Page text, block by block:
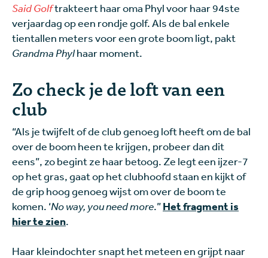
Said Golftrakteert haar oma Phyl voor haar 94ste
verjaardag op een rondje golf. Als de bal enkele
tientallen meters voor een grote boom ligt, pakt
Grandma Phylhaar moment.
Zo check je de loft van een
club
“Als je twijfelt of de club genoeg loft heeft om de bal
over de boom heen te krijgen, probeer dan dit
eens”, zo begint ze haar betoog. Ze legt een ijzer-7
op het gras, gaat op het clubhoofd staan en kijkt of
de grip hoog genoeg wijst om over de boom te
komen. ‘No way, you need more.”Het fragment is
hier te zien.
Haar kleindochter snapt het meteen en grijpt naar